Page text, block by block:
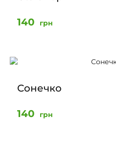
140 грн
Сонечко
140 грн